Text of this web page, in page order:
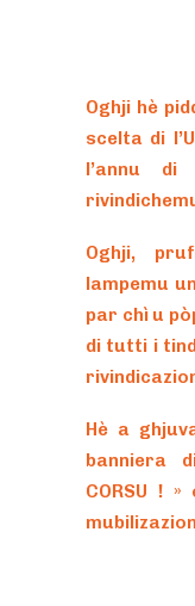
Oghji hè
scelta di
l’annu
Oghji,
lampemu
par chì u
di tutti i
Hè a
banniera
CORSU !